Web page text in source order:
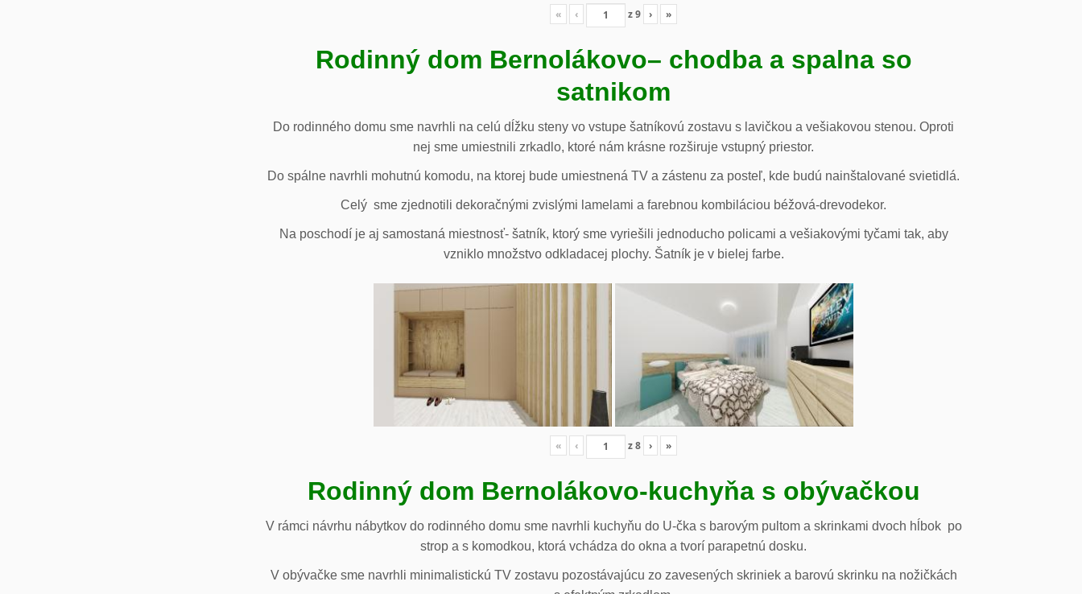
« ‹ z9 › »
Rodinný dom Bernolákovo– chodba a spalna so
satnikom
Do rodinného domu sme navrhli na celú dĺžku steny vo vstupe šatníkovú zostavu s lavičkou a vešiakovou stenou. Oproti
nej sme umiestnili zrkadlo, ktoré nám krásne rozširuje vstupný priestor.
Do spálne navrhli mohutnú komodu, na ktorej bude umiestnená TV a zástenu za posteľ, kde budú nainštalované svietidlá.
Celý sme zjednotili dekoračnými zvislými lamelami a farebnou kombiláciou béžová-drevodekor.
Na poschodí je aj samostaná miestnosť- šatník, ktorý sme vyriešili jednoducho policami a vešiakovými tyčami tak, aby
vzniklo množstvo odkladacej plochy. Šatník je v bielej farbe.
« ‹ z8 › »
Rodinný dom Bernolákovo-kuchyňa s obývačkou
V rámci návrhu nábytkov do rodinného domu sme navrhli kuchyňu do U-čka s barovým pultom a skrinkami dvoch hĺbok po
strop a s komodkou, ktorá vchádza do okna a tvorí parapetnú dosku.
V obývačke sme navrhli minimalistickú TV zostavu pozostávajúcu zo zavesených skriniek a barovú skrinku na nožičkách